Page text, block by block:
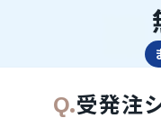
Q.受発注